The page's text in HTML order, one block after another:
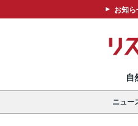
お知ら
自
ニュー